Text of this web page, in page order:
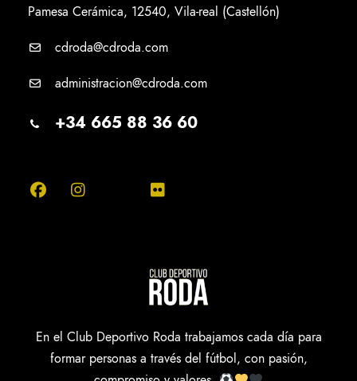
Pamesa Cerámica, 12540, Vila-real (Castellón)
cdroda@cdroda.com
administracion@cdroda.com
+34 665 88 36 60
En el Club Deportivo Roda trabajamos cada día para
formar personas a través del fútbol, con pasión,